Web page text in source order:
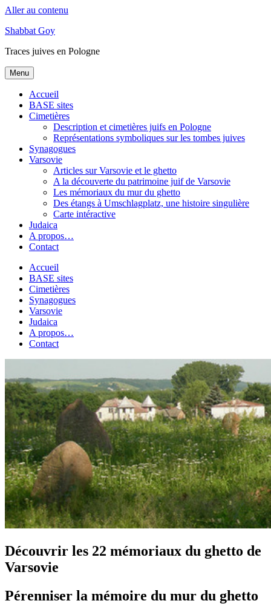
Aller au contenu
Shabbat Goy
Traces juives en Pologne
Menu
Accueil
BASE sites
Cimetières
Description et cimetières juifs en Pologne
Représentations symboliques sur les tombes juives
Synagogues
Varsovie
Articles sur Varsovie et le ghetto
A la découverte du patrimoine juif de Varsovie
Les mémoriaux du mur du ghetto
Des étangs à Umschlagplatz, une histoire singulière
Carte intéractive
Judaica
A propos…
Contact
Accueil
BASE sites
Cimetières
Synagogues
Varsovie
Judaica
A propos…
Contact
Découvrir les 22 mémoriaux du ghetto de
Varsovie
Pérenniser la mémoire du mur du ghetto